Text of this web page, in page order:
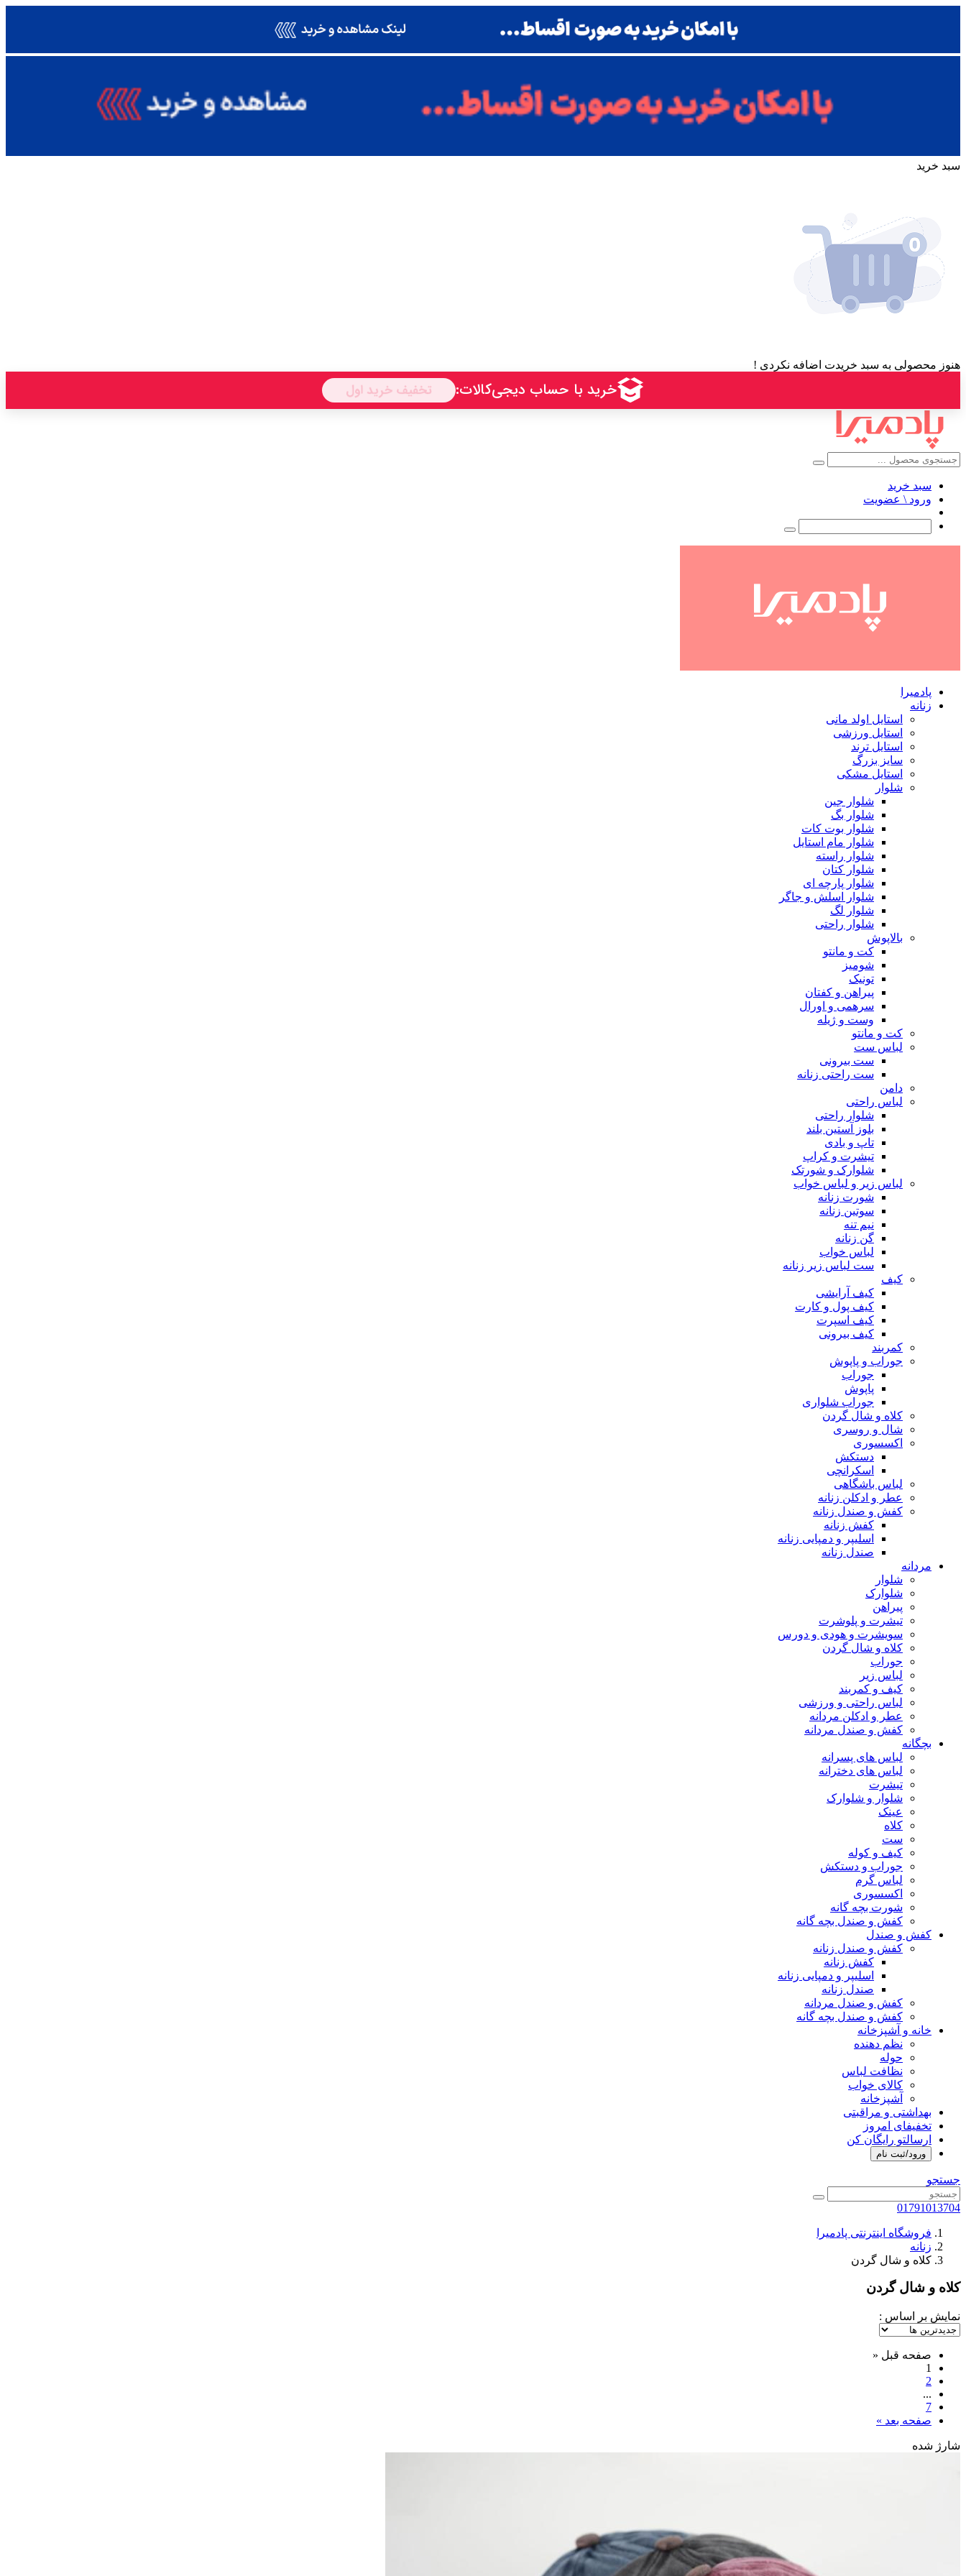
سبد خرید
هنوز محصولی به سبد خریدت اضافه نکردی !
سبد خرید
ورود \ عضویت
پادمیرا
زنانه
استایل اولد مانی
استایل ورزشی
استایل ترند
سایز بزرگ
استایل مشکی
شلوار
شلوار جین
شلوار بگ
شلوار بوت کات
شلوار مام استایل
شلوار راسته
شلوار کتان
شلوار پارچه ای
شلوار اسلش و جاگر
شلوار لگ
شلوار راحتی
بالاپوش
کت و مانتو
شومیز
تونیک
پیراهن و کفتان
سرهمی و اورال
وست و ژیله
کت و مانتو
لباس ست
ست بیرونی
ست راحتی زنانه
دامن
لباس راحتی
شلوار راحتی
بلوز آستین بلند
تاپ و بادی
تیشرت و کراپ
شلوارک و شورتک
لباس زیر و لباس خواب
شورت زنانه
سوتین زنانه
نیم تنه
گن زنانه
لباس خواب
ست لباس زیر زنانه
کیف
کیف آرایشی
کیف پول و کارت
کیف اسپرت
کیف بیرونی
کمربند
جوراب و پاپوش
جوراب
پاپوش
جوراب شلواری
کلاه و شال گردن
شال و روسری
اکسسوری
دستکش
اسکرانچی
لباس باشگاهی
عطر و ادکلن زنانه
کفش و صندل زنانه
کفش زنانه
اسلیپر و دمپایی زنانه
صندل زنانه
مردانه
شلوار
شلوارک
پیراهن
تیشرت و پلوشرت
سویشرت و هودی و دورس
کلاه و شال گردن
جوراب
لباس زیر
کیف و کمربند
لباس راحتی و ورزشی
عطر و ادکلن مردانه
کفش و صندل مردانه
بچگانه
لباس های پسرانه
لباس های دخترانه
تیشرت
شلوار و شلوارک
عینک
کلاه
ست
کیف و کوله
جوراب و دستکش
لباس گرم
اکسسوری
شورت بچه گانه
کفش و صندل بچه گانه
کفش و صندل
کفش و صندل زنانه
کفش زنانه
اسلیپر و دمپایی زنانه
صندل زنانه
کفش و صندل مردانه
کفش و صندل بچه گانه
خانه و آشپزخانه
نظم دهنده
حوله
نظافت لباس
کالای خواب
آشپزخانه
بهداشتی و مراقبتی
تخفیفای امروز
ارسالتو رایگان کن
ورود/ثبت نام
جستجو
01791013704
فروشگاه اینترنتی پادمیرا
زنانه
کلاه و شال گردن
کلاه و شال گردن
نمایش بر اساس :
صفحه قبل «
1
2
...
7
صفحه بعد »
شارژ شده